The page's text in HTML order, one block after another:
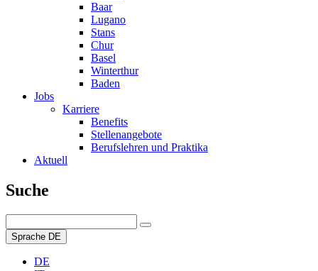
Baar
Lugano
Stans
Chur
Basel
Winterthur
Baden
Jobs
Karriere
Benefits
Stellenangebote
Berufslehren und Praktika
Aktuell
Suche
Sprache DE
DE